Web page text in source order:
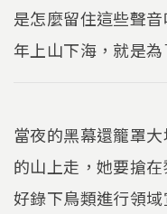
是怎麼留住這些聲
年上山下海，就是
當夜的黑幕還籠罩
的山上走，她要搶
好錄下鳥類進行領